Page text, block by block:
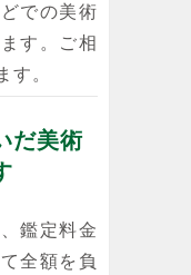
での美術
す。ご相
す。
だ美術
鑑定料金
全額を負